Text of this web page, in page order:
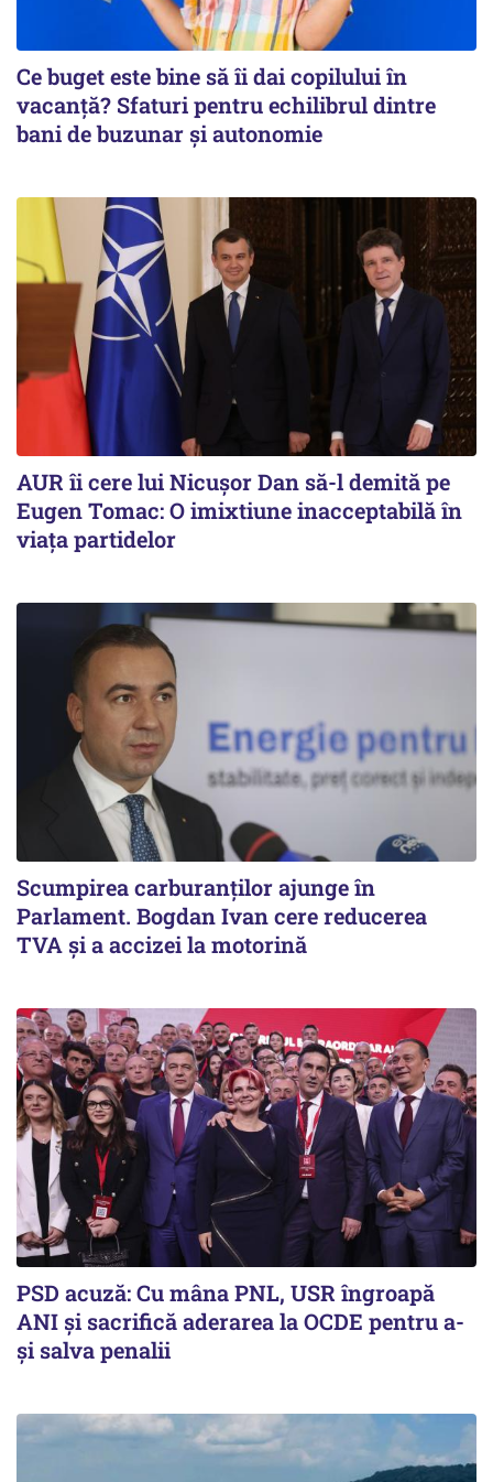
Ce buget este bine să îi dai copilului în
vacanță? Sfaturi pentru echilibrul dintre
bani de buzunar și autonomie
AUR îi cere lui Nicușor Dan să-l demită pe
Eugen Tomac: O imixtiune inacceptabilă în
viața partidelor
Scumpirea carburanților ajunge în
Parlament. Bogdan Ivan cere reducerea
TVA și a accizei la motorină
PSD acuză: Cu mâna PNL, USR îngroapă
ANI și sacrifică aderarea la OCDE pentru a-
și salva penalii